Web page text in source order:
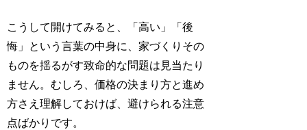
こうして開けてみると、「高い」「後
悔」という言葉の中身に、家づくりその
ものを揺るがす致命的な問題は見当たり
ません。むしろ、価格の決まり方と進め
方さえ理解しておけば、避けられる注意
点ばかりです。